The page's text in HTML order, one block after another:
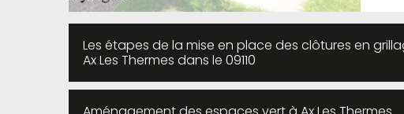
Les étapes de la mise en place des clôtures en
Ax Les Thermes dans le 09110